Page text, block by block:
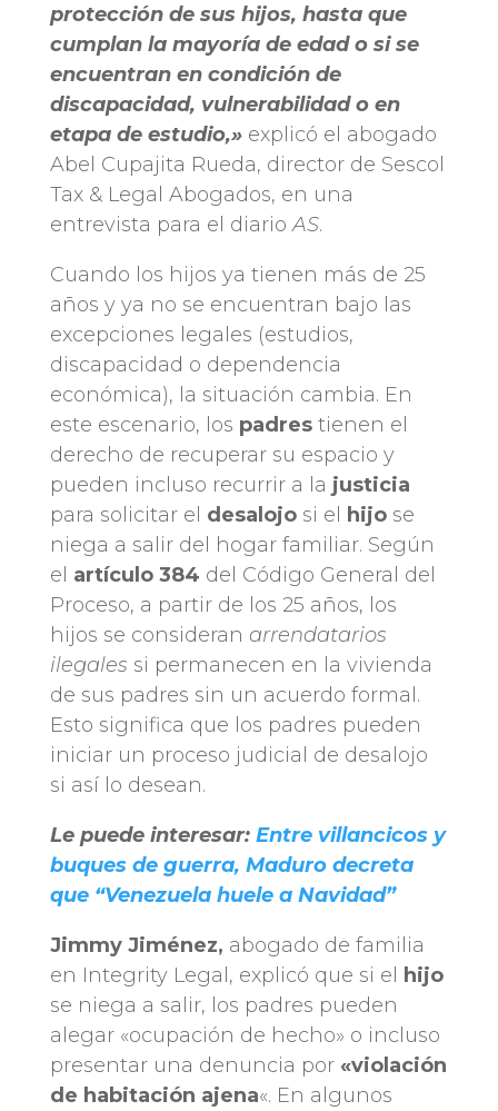
protección de sus hijos, hasta que
cumplan la mayoría de edad o si se
encuentran en condición de
discapacidad, vulnerabilidad o en
etapa de estudio,»explicó el abogado
Abel Cupajita Rueda, director de Sescol
Tax & Legal Abogados, en una
entrevista para el diarioAS.
Cuando los hijos ya tienen más de 25
años y ya no se encuentran bajo las
excepciones legales (estudios,
discapacidad o dependencia
económica), la situación cambia. En
este escenario, los padrestienen el
derecho de recuperar su espacio y
pueden incluso recurrir a la justicia
para solicitar el desalojo si el hijo se
niega a salir del hogar familiar. Según
el artículo 384 del Código General del
Proceso, a partir de los 25 años, los
hijos se consideran arrendatarios
ilegales si permanecen en la vivienda
de sus padres sin un acuerdo formal.
Esto significa que los padres pueden
iniciar un proceso judicial de desalojo
si así lo desean.
Le puede interesar: Entre villancicos y
buques de guerra, Maduro decreta
que “Venezuela huele a Navidad”
Jimmy Jiménez, abogado de familia
en Integrity Legal, explicó que si el
hijo
se niega a salir, los padres pueden
alegar «ocupación de hecho» o incluso
presentar una denuncia por «violación
de habitación ajena«. En algunos